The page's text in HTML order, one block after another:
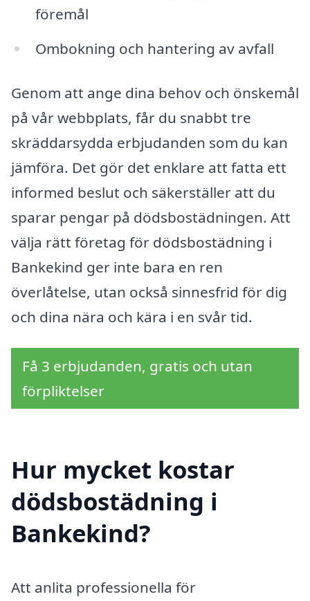
föremål
Ombokning och hantering av avfall
Genom att ange dina behov och önskemål
på vår webbplats, får du snabbt tre
skräddarsydda erbjudanden som du kan
jämföra. Det gör det enklare att fatta ett
informed beslut och säkerställer att du
sparar pengar på dödsbostädningen. Att
välja rätt företag för dödsbostädning i
Bankekind ger inte bara en ren
överlåtelse, utan också sinnesfrid för dig
och dina nära och kära i en svår tid.
Få 3 erbjudanden, gratis och utan
förpliktelser
Hur mycket kostar
dödsbostädning i
Bankekind?
Att anlita professionella för